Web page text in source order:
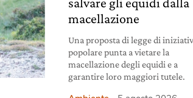
macellazione
Una proposta di legge di
popolare punta a vietare la
macellazione degli equidi e a
garantire loro maggiori tutele.